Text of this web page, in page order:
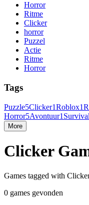
Horror
Ritme
Clicker
horror
Puzzel
Actie
Ritme
Horror
Tags
Puzzle5Clicker1Roblox1
Horror5Avontuur1 Survival
More
Clicker
Games tagged with
0 games gevonden